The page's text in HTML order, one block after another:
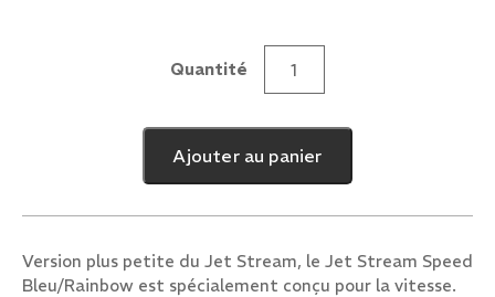
Quantitéquantité
Jet
Stream
Speed
Bleu/Rainbow
Ajouter au panier
Version plus petite du Jet Stream, le Jet Stream Speed
Bleu/Rainbow est spécialement conçu pour la vitesse.